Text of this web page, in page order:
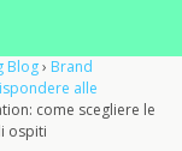
Blog› Brand
alle
come scegliere le
ospiti